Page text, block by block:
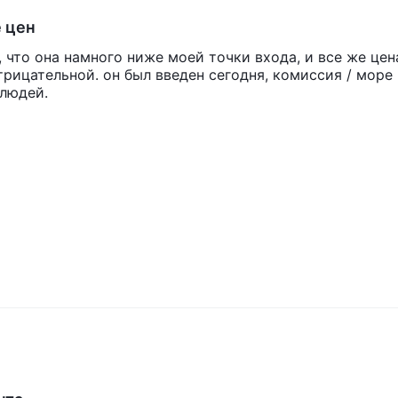
у трейдеров.
цен
она намного ниже моей точки входа, и все же
он был введен сегодня, комиссия / море